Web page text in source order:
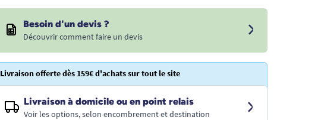
Besoin d'un devis ?
Découvrir comment faire un devis
Livraison offerte dès 159€ d'achats sur tout le site
Livraison à domicile ou en point relais
Voir les options, selon encombrement et destination